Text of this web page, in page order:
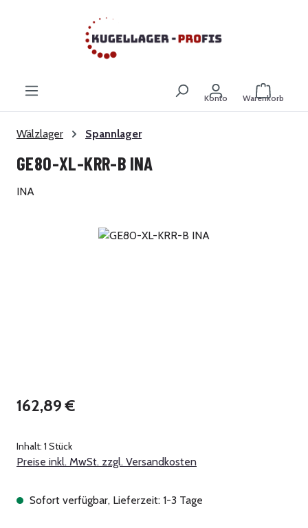
Zum Hauptinhalt springen
Konto Warenkorb
Wälzlager Spannlager
GE80-XL-KRR-B INA
INA
Bildergalerie überspringen
Regulärer Preis:
162,89 €
Inhalt: 1 Stück
Preise inkl. MwSt. zzgl. Versandkosten
Sofort verfügbar, Lieferzeit: 1-3 Tage